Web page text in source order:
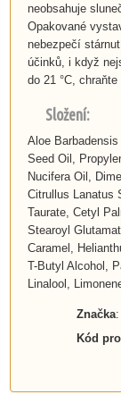
neobsahuje
Opakované
nebezpečí
účinků, i když
do 21 °C, chraňte
Složení:
Aloe
Seed Oil,
Nucifera Oil,
Citrullus Lanatus
Taurate, Cetyl
Stearoyl
Caramel,
T-Butyl Alcohol,
Linalool,
Značka:
Kód